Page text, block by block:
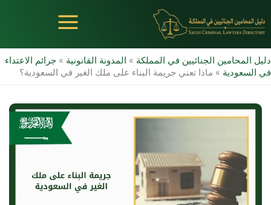
إلى
المحتوى
دليل المحامين الجنائيين في المملكة » المدونة القانونية » جرائم الاعتداء
في السعودية » ماذا تعني جريمة البناء على ملك الغير في السعودية؟